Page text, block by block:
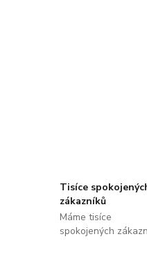
Tisíce
zákazníků
Máme tisíce
spokojených